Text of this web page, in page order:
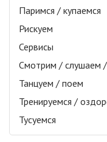
Паримся / купаемся
Рискуем
Сервисы
Смотрим / слушаем /
Танцуем / поем
Тренируемся /
Тусуемся